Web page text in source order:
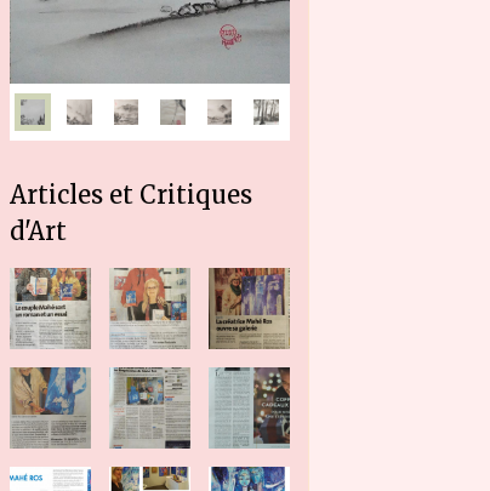
Articles et Critiques
d'Art